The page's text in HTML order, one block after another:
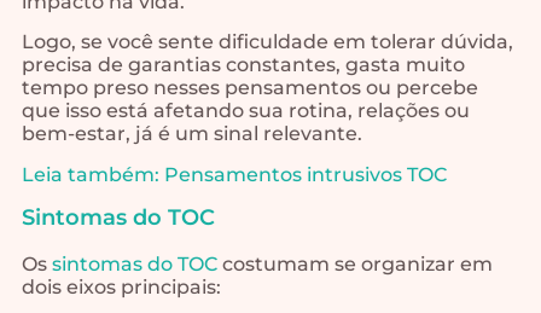
Logo, se você sente dificuldade em tolerar dúvida,
precisa de garantias constantes, gasta muito
tempo preso nesses pensamentos ou percebe
que isso está afetando sua rotina, relações ou
bem-estar, já é um sinal relevante.
Leia também: Pensamentos intrusivos TOC
Sintomas do TOC
Os sintomas do TOCcostumam se organizar em
dois eixos principais: